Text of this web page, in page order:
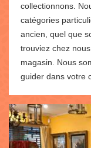
collectionnons.
catégories
ancien, quel que
trouviez chez
magasin. Nous
guider dans votre